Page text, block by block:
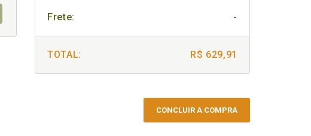
Frete: -
TOTAL: R$ 629,91
CONCLUIR A COMPRA